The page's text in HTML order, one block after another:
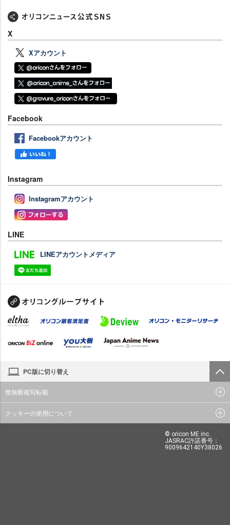
X
Xアカウント
Facebook
Facebookアカウント
Instagram
Instagramアカウント
LINE
LINEアカウントメディア
PC版に切り替え
禁無断複写転載
クッキーの使用について
© oricon ME inc.
JASRAC許諾番号：
9009642140Y38026